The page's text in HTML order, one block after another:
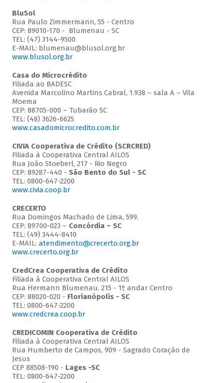
BluSol
Rua Paulo Zimmermann, 55 - Centro
CEP: 89010-170 - Blumenau - SC
TEL: (47) 3144-9500
E-MAIL: blumenau@blusol.org.br
www.blusol.org.br
Casa do Microcrédito
Filiada ao BADESC
Avenida Marcolino Martins Cabral, 1.938 – sala A – Vila
Moema
CEP: 88705-000 – Tubarão SC
TEL: (48) 3626-6625
www.casadomicrocredito.com.br
CIVIA Cooperativa de Crédito (SCRCRED)
Filiada à Cooperativa Central AILOS
Rua João Stoeberl, 217 - Rio Negro
CEP: 89287-440 - São Bento do Sul - SC
TEL: 0800-647-2200
www.civia.coop.br
CRECERTO
Rua Domingos Machado de Lima, 599.
CEP: 89700-023 – Concórdia – SC
TEL: (49) 3444-8410
E-MAIL: atendimento@crecerto.org.br
www.crecerto.org.br
CredCrea Cooperativa de Crédito
Filiada à Cooperativa Central AILOS
Rua Hermann Blumenau. 215 - 1º andar Centro
CEP: 88020-020 - Florianópolis - SC
TEL: 0800-647-2200
www.credcrea.coop.br
CREDICOMIN Cooperativa de Crédito
Filiada à Cooperativa Central AILOS
Rua Humberto de Campos, 909 - Sagrado Coração de
Jesus
CEP 88508-190 - Lages -SC
TEL: 0800-647-2200